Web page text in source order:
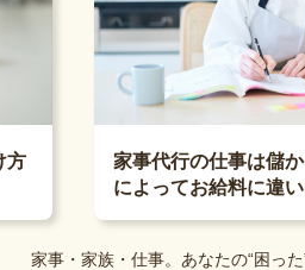
方
家事代行の仕事は儲
によってお給料に違い
家事・家族・仕事。あなたの“困っ